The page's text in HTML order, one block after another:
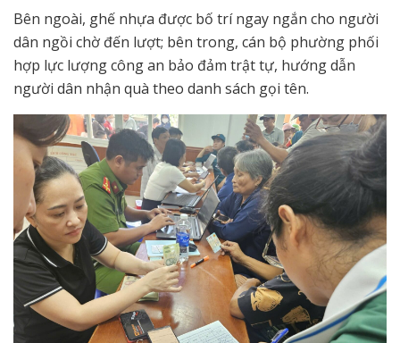
Bên ngoài, ghế nhựa được bố trí ngay ngắn cho người
dân ngồi chờ đến lượt; bên trong, cán bộ phường phối
hợp lực lượng công an bảo đảm trật tự, hướng dẫn
người dân nhận quà theo danh sách gọi tên.